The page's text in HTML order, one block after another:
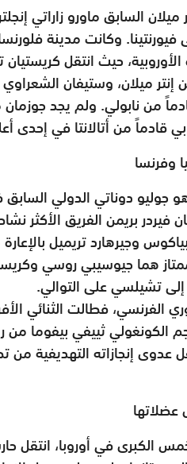
السابق ماورو زاراتي
وكانت مدينة
الأوروبية، حيث انتقل
إنتر ميلان، وستيفان
من نابولي. ولم يجد جوزمان
قادماً من أتالانتا في إحدى
وفرنسا
جوليو دوناتي الدولي السابق
فيردر بريمن الفريق الأكثر
وجيرهارد تريميل
هما جيوسيبي روسي
تشيلسي على التوالي.
الفرنسي، فطالت الثنائي
الكونغولي ثييفي بيفوما
عضلاتها
الكبرى في أوروبا، انتقل